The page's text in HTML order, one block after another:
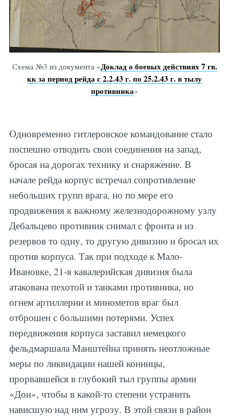
Схема №3 из документа «Доклад о боевых действиях 7 гв.
кк за период рейда с 2.2.43 г. по 25.2.43 г. в тылу
противника»
Одновременно гитлеровское командование стало
поспешно отводить свои соединения на запад,
бросая на дорогах технику и снаряжение. В
начале рейда корпус встречал сопротивление
небольших групп врага, но по мере его
продвижения к важному железнодорожному узлу
Дебальцево противник снимал с фронта и из
резервов то одну, то другую дивизию и бросал их
против корпуса. Так при подходе к Мало-
Ивановке, 21-я кавалерийская дивизия была
атакована пехотой и танками противника, но
огнем артиллерии и минометов враг был
отброшен с большими потерями. Успех
передвижения корпуса заставил немецкого
фельдмаршала Манштейна принять неотложные
меры по ликвидации нашей конницы,
прорвавшейся в глубокий тыл группы армии
«Дон», чтобы в какой-то степени устранить
нависшую над ним угрозу. В этой связи в район